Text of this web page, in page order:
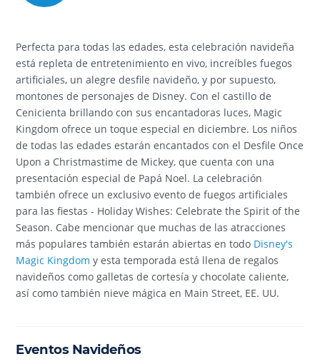
Perfecta para todas las edades, esta celebración navideña
está repleta de entretenimiento en vivo, increíbles fuegos
artificiales, un alegre desfile navideño, y por supuesto,
montones de personajes de Disney. Con el castillo de
Cenicienta brillando con sus encantadoras luces, Magic
Kingdom ofrece un toque especial en diciembre. Los niños
de todas las edades estarán encantados con el Desfile Once
Upon a Christmastime de Mickey, que cuenta con una
presentación especial de Papá Noel. La celebración
también ofrece un exclusivo evento de fuegos artificiales
para las fiestas - Holiday Wishes: Celebrate the Spirit of the
Season. Cabe mencionar que muchas de las atracciones
más populares también estarán abiertas en todo Disney's
Magic Kingdom y esta temporada está llena de regalos
navideños como galletas de cortesía y chocolate caliente,
así como también nieve mágica en Main Street, EE. UU.
Eventos Navideños